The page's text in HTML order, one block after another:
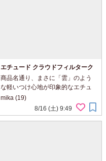
エチュード クラウドフィルターク
ッション
商品名通り、まさに「雲」のよう
な軽いつけ心地が印象的なエチュ
ードのクッションファンデ。パッ
ケージもとってもかわいくて、メ
イク中の気分が上がります！ 暑い
mika (19)
8/16 (土) 9:49